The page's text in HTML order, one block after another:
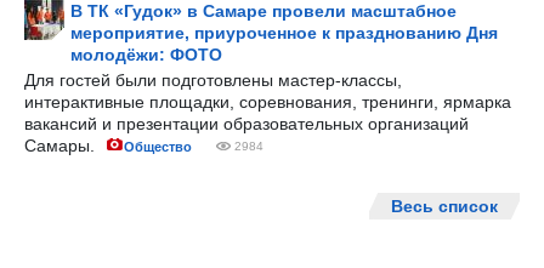
В ТК «Гудок» в Самаре провели масштабное
мероприятие, приуроченное к празднованию Дня
молодёжи: ФОТО
Для гостей были подготовлены мастер-классы,
интерактивные площадки, соревнования, тренинги, ярмарка
вакансий и презентации образовательных организаций
Самары.
Общество 2984
Весь список